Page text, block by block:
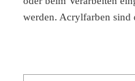
werden. Acrylfarben sind